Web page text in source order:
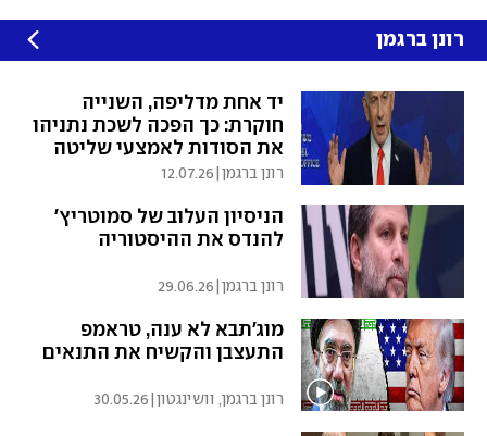
רונן ברגמן
יד אחת מדליפה, השנייה
חוקרת: כך הפכה לשכת נתניהו
את הסודות לאמצעי שליטה
רונן ברגמן|
12.07.26
הניסיון העלוב של סמוטריץ'
להנדס את ההיסטוריה
רונן ברגמן|
29.06.26
מוג'תבא לא ענה, טראמפ
התעצבן והקשיח את התנאים
רונן ברגמן, וושינגטון|
30.05.26